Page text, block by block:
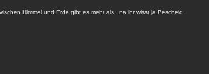
Himmel und Erde gibt es mehr als...na ihr wisst ja Bescheid.